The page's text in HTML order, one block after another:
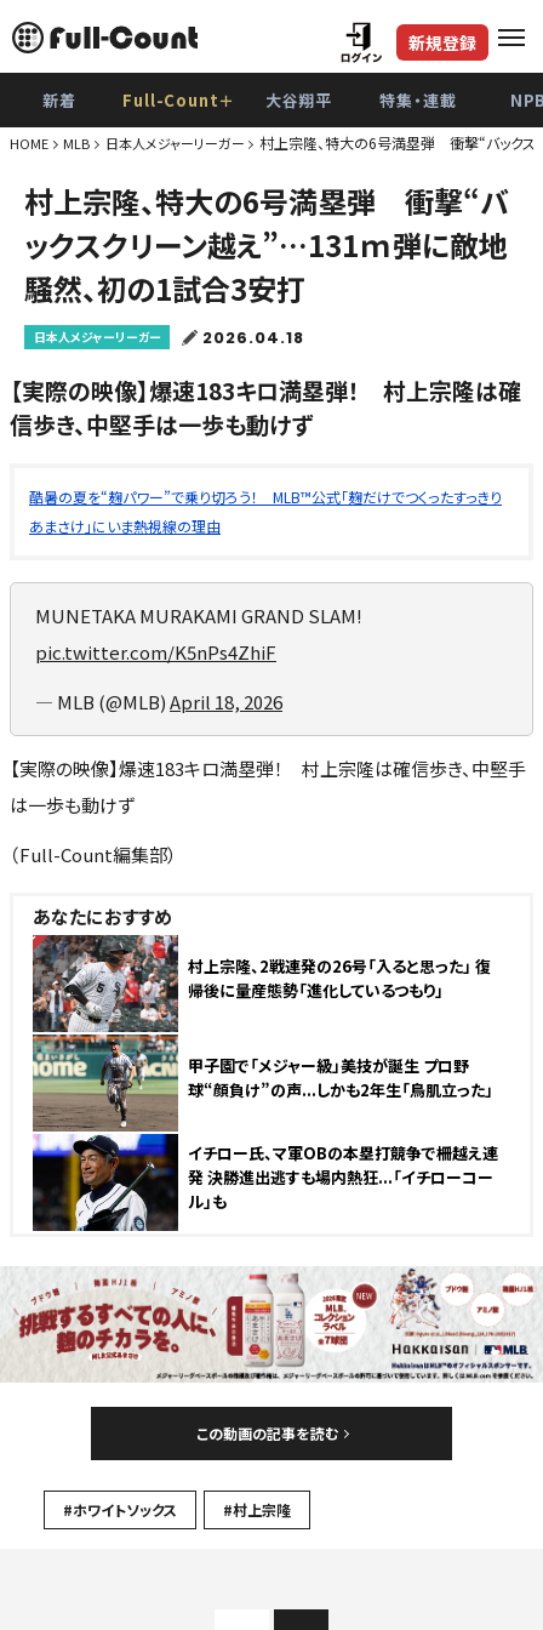
新規登録
新着 Full-Count＋ 大谷翔平 特集・連載
HOME MLB 日本人メジャーリーガー 村上宗隆、特大の6号満塁弾 衝撃“バック
村上宗隆、特大の6号満塁弾 衝撃“バ
ックスクリーン越え”…131ｍ弾に敵地
騒然、初の1試合3安打
日本人メジャーリーガー 2026.04.18
【実際の映像】爆速183キロ満塁弾！ 村上宗隆は確
信歩き、中堅手は一歩も動けず
酷暑の夏を“麹パワー”で乗り切ろう！ MLB™公式「麹だけでつくったすっきり
あまさけ」にいま熱視線の理由
MUNETAKA MURAKAMI GRAND SLAM!
pic.twitter.com/K5nPs4ZhiF
— MLB (@MLB)April 18, 2026
【実際の映像】爆速183キロ満塁弾！ 村上宗隆は確信歩き、中堅手
は一歩も動けず
（Full-Count編集部）
あなたにおすすめ
NEW
村上宗隆、2戦連発の26号「入ると思った」 復
帰後に量産態勢「進化しているつもり」
甲子園で「メジャー級」美技が誕生 プロ野
球“顔負け”の声...しかも2年生「鳥肌立った」
イチロー氏、マ軍OBの本塁打競争で柵越え連
発 決勝進出逃すも場内熱狂...「イチローコー
ル」も
この動画の記事を読む
#ホワイトソックス #村上宗隆